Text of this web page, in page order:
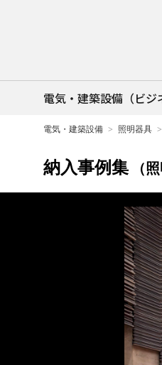
電気・建築設備（ビジ
電気・建築設備 照明器具
納入事例集 （